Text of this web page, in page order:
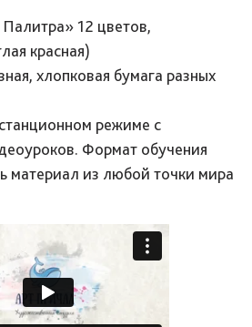
12 цветов,
красная)
хлопковая бумага разных
режиме с
Формат обучения
материал из любой точки мира